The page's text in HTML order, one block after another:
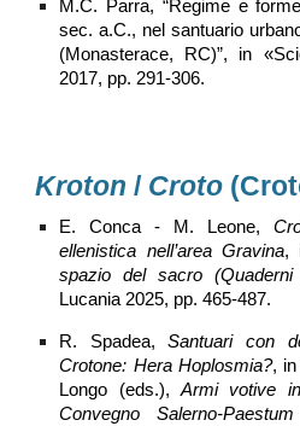
M.C. Parra, “Regime e
sec. a.C., nel santuario
(Monasterace, RC)”, in
2017, pp. 291-306.
Kroton/ Croto
E. Conca - M. Leone,
ellenistica nell’area Gravina,
spazio del sacro
Lucania 2025, pp. 465-487.
R. Spadea,Santuari con
Crotone: Hera Hoplosmia?, in
Longo (eds.),Armi votive
Convegno Salerno-